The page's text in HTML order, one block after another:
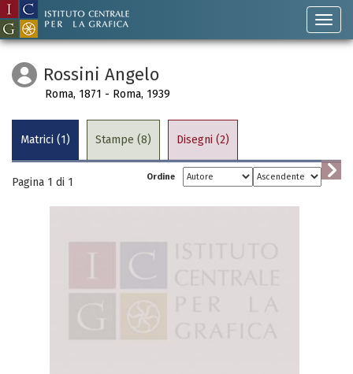
Rossini Angelo
Roma, 1871 - Roma, 1939
Matrici (1) Stampe (8) Disegni (2)
Pagina 1 di 1 Ordine